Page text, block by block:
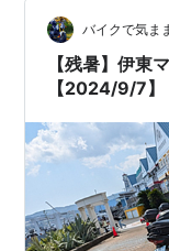
バイクで気ま
【残暑】伊東
【2024/9/7】